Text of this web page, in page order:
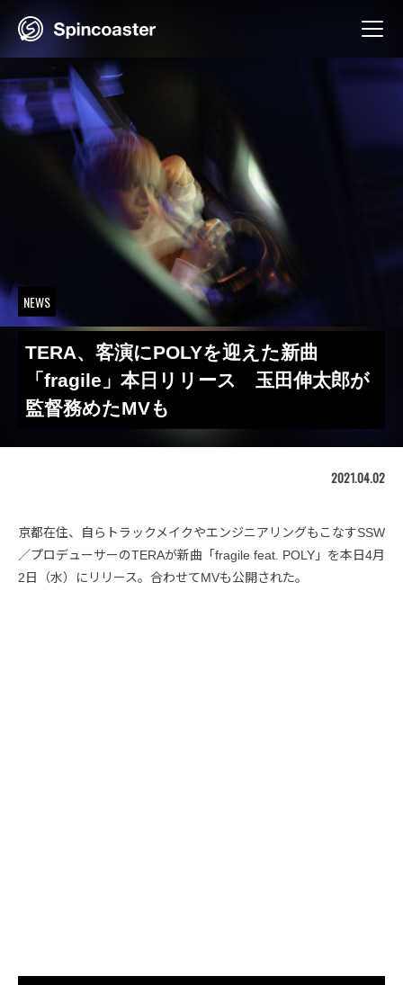
NEWS
TERA、客演にPOLYを迎えた新曲
「fragile」本日リリース 玉田伸太郎が
監督務めたMVも
2021.04.02
京都在住、自らトラックメイクやエンジニアリングもこなすSSW
／プロデューサーのTERAが新曲「fragile feat. POLY」を本日4月
2日（水）にリリース。合わせてMVも公開された。